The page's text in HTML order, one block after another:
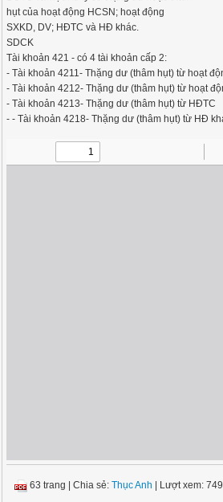
hụt của hoạt động HCSN; hoạt động
SXKD, DV; HĐTC và HĐ khác.
SDCK
Tài khoản 421 - có 4 tài khoản cấp 2:
- Tài khoản 4211- Thặng dư (thâm hụt) từ hoạt
- Tài khoản 4212- Thặng dư (thâm hụt) từ hoạt
- Tài khoản 4213- Thặng dư (thâm hụt) từ HĐTC
- - Tài khoản 4218- Thặng dư (thâm hụt) từ HĐ
63 trang |Chia sẻ:Thục Anh | Lượt xem: 749